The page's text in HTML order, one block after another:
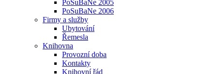
PoSuBaNe 2005
PoSuBaNe 2006
Firmy a služby
Ubytování
Řemesla
Knihovna
Provozní doba
Kontakty
Knihovní řád